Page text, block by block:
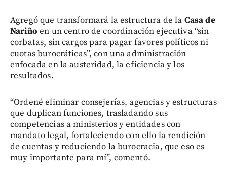
Agregó que transformará la estructura de la Casa de
Nariño en un centro de coordinación ejecutiva “sin
corbatas, sin cargos para pagar favores políticos ni
cuotas burocráticas”, con una administración
enfocada en la austeridad, la eficiencia y los
resultados.
“Ordené eliminar consejerías, agencias y estructuras
que duplican funciones, trasladando sus
competencias a ministerios y entidades con
mandato legal, fortaleciendo con ello la rendición
de cuentas y reduciendo la burocracia, que eso es
muy importante para mí”, comentó.